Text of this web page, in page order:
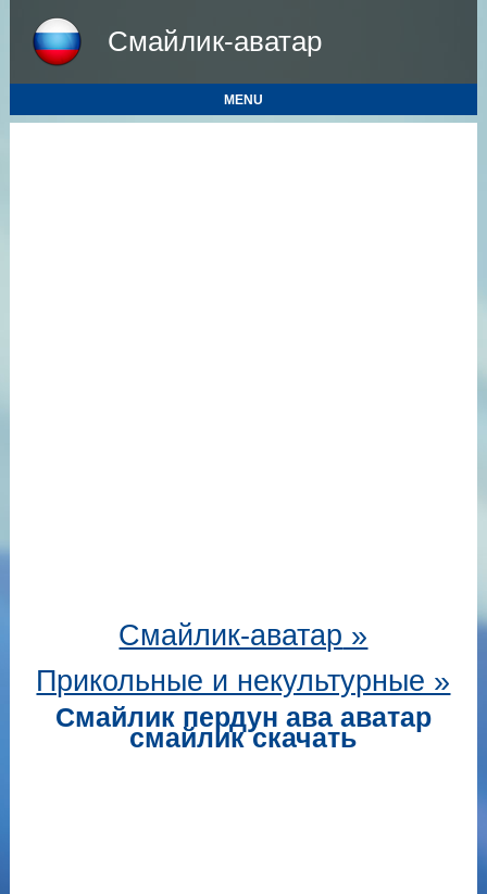
Смайлик-аватар
MENU
Смайлик-аватар »
Прикольные и некультурные »
Смайлик пердун ава аватар
смайлик скачать